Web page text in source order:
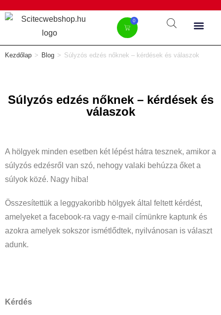
0
Kezdőlap > Blog > Súlyzós edzés nőknek – kérdések és válaszok
Súlyzós edzés nőknek – kérdések és
válaszok
A hölgyek minden esetben két lépést hátra tesznek, amikor a
súlyzós edzésről van szó, nehogy valaki behúzza őket a
súlyok közé. Nagy hiba!
Összesítettük a leggyakoribb hölgyek által feltett kérdést,
amelyeket a facebook-ra vagy e-mail címünkre kaptunk és
azokra amelyek sokszor ismétlődtek, nyilvánosan is választ
adunk.
Kérdés